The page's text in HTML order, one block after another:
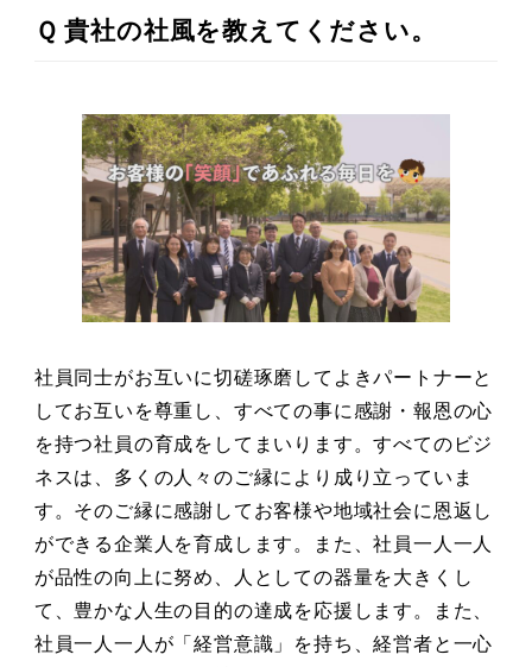
Ｑ 貴社の社風を教えてください。
社員同士がお互いに切磋琢磨してよきパートナーと
してお互いを尊重し、すべての事に感謝・報恩の心
を持つ社員の育成をしてまいります。すべてのビジ
ネスは、多くの人々のご縁により成り立っていま
す。そのご縁に感謝してお客様や地域社会に恩返し
ができる企業人を育成します。また、社員一人一人
が品性の向上に努め、人としての器量を大きくし
て、豊かな人生の目的の達成を応援します。また、
社員一人一人が「経営意識」を持ち、経営者と一心